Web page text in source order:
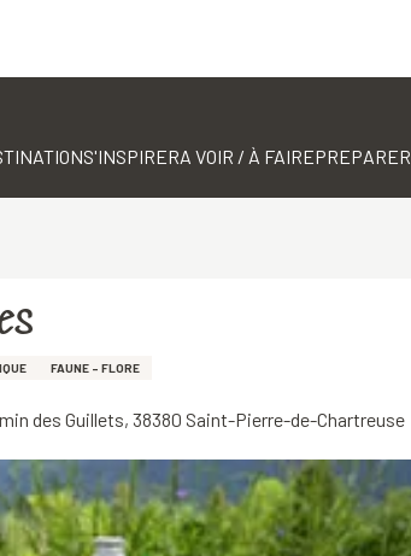
S'INSPIRERA VOIR / À FAIREPREPARER
FAUNE - FLORE
des Guillets, 38380 Saint-Pierre-de-Chartreuse